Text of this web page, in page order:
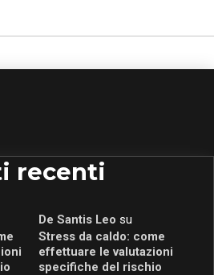
recenti
De Santis Leo su
Stress da caldo: come
effettuare le valutazioni
specifiche del rischio